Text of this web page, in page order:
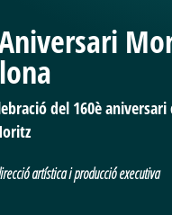
del 160è
artística i producció executiva